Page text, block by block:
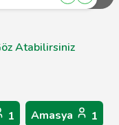
Atabilirsiniz
1 Amasya 1